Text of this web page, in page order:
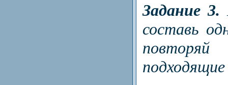
Задание 3.
составь
повторяй